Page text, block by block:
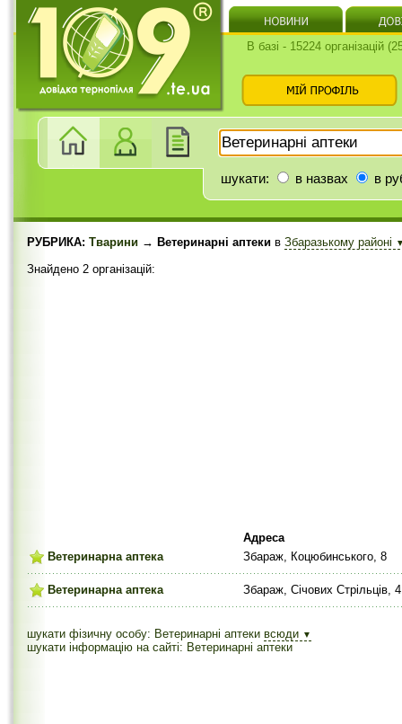
В базі - 15224 організацій
шукати: в назвах в
РУБРИКА: Тварини → Ветеринарні аптеки в Збаразькому районі
Знайдено 2 організацій:
Адреса
Ветеринарна аптека
Збараж, Коцюбинського, 8
Ветеринарна аптека Збараж, Січових Стрільців, 4
шукати фізичну особу: Ветеринарні аптеки всюди ▼
шукати інформацію на сайті: Ветеринарні аптеки